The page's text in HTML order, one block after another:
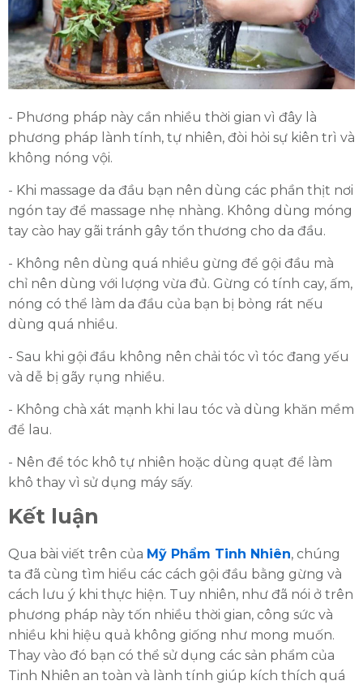
- Phương pháp này cần nhiều thời gian vì đây là
phương pháp lành tính, tự nhiên, đòi hỏi sự kiên trì và
không nóng vội.
- Khi massage da đầu bạn nên dùng các phần thịt nơi
ngón tay để massage nhẹ nhàng. Không dùng móng
tay cào hay gãi tránh gây tổn thương cho da đầu.
- Không nên dùng quá nhiều gừng để gội đầu mà
chỉ nên dùng với lượng vừa đủ. Gừng có tính cay, ấm,
nóng có thể làm da đầu của bạn bị bỏng rát nếu
dùng quá nhiều.
- Sau khi gội đầu không nên chải tóc vì tóc đang yếu
và dễ bị gãy rụng nhiều.
- Không chà xát mạnh khi lau tóc và dùng khăn mềm
để lau.
- Nên để tóc khô tự nhiên hoặc dùng quạt để làm
khô thay vì sử dụng máy sấy.
Kết luận
Qua bài viết trên của Mỹ Phẩm Tinh Nhiên, chúng
ta đã cùng tìm hiểu các cách gội đầu bằng gừng và
cách lưu ý khi thực hiện. Tuy nhiên, như đã nói ở trên
phương pháp này tốn nhiều thời gian, công sức và
nhiều khi hiệu quả không giống như mong muốn.
Thay vào đó bạn có thể sử dụng các sản phẩm của
Tinh Nhiên an toàn và lành tính giúp kích thích quá